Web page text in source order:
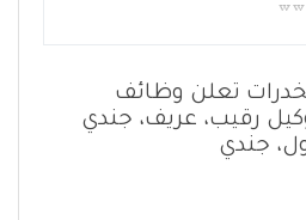
تعلن وظائف
رقيب، عريف، جندي
جندي